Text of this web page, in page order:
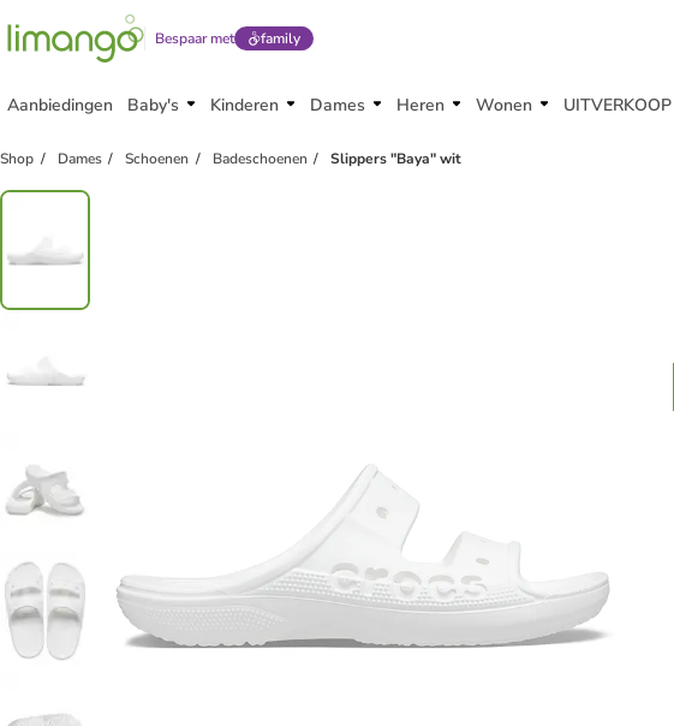
Bespaar met family
Aanbiedingen Baby's Kinderen Dames Heren Wonen UITVERKOOP
Shop Dames Schoenen Badeschoenen Slippers "Baya" wit
familyexclusief